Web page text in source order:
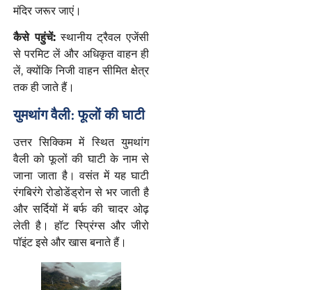
मंदिर जरूर जाएं।
कैसे पहुंचें:स्थानीय ट्रैवल एजेंसी
से परमिट लें और अधिकृत वाहन ही
लें, क्योंकि निजी वाहन सीमित क्षेत्र
तक ही जाते हैं।
युमथांग वैली: फूलों की घाटी
उत्तर सिक्किम में स्थित युमथांग
वैली को फूलों की घाटी के नाम से
जाना जाता है। वसंत में यह घाटी
रंगबिरंगे रोडोडेंड्रोन से भर जाती है
और सर्दियों में बर्फ की चादर ओढ़
लेती है। हॉट स्प्रिंग्स और जीरो
पॉइंट इसे और खास बनाते हैं।